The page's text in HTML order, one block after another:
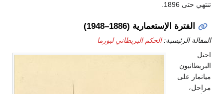
تنتهي حتى 1896.
الفترة الإستعمارية (1886–1948)
المقالة الرئيسية:الحكم البريطاني لبورما
احتل
البريطانيون
ميانمار على
مراحل،